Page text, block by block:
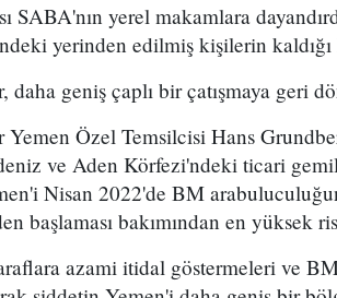
SABA'nın yerel makamlara
yerinden edilmiş kişilerin
daha geniş çaplı bir çatışmaya geri
Özel Temsilcisi Hans
ve Aden Körfezi'ndeki ticari
Nisan 2022'de BM
başlaması bakımından en yüksek
azami itidal göstermeleri ve